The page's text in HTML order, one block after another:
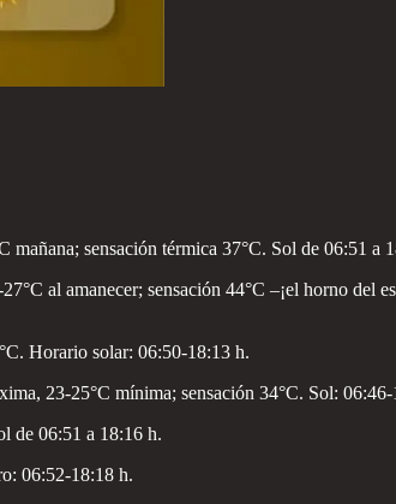
sensación térmica 37°C. Sol de 06:51 a
al amanecer; sensación 44°C –¡el horno del
Horario solar: 06:50-18:13 h.
23-25°C mínima; sensación 34°C. Sol:
de 06:51 a 18:16 h.
06:52-18:18 h.